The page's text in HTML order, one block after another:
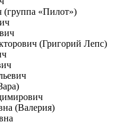
(группа «Пилот»)
(Григорий Лепс)
(Валерия)